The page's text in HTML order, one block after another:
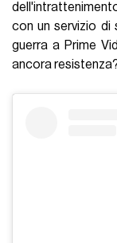
con un servizio di
guerra a Prime
ancora